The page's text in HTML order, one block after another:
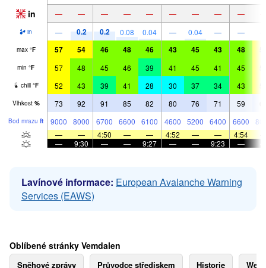
in — — — — — — — — —
in — 0.2 0.2 0.08 0.04 — 0.04 — —
max °F 57 54 46 48 46 43 45 43 48
min °F 57 48 45 46 39 41 45 41 45
chill °F 52 43 39 41 28 30 37 34 43
Vlhkost % 73 92 91 85 82 80 76 71 59
Bod mrazu ft 9000 8000 6700 6600 6100 4600 5200 6400 6600
—
— 4:50 — — 4:52 — — 4:54
—
9:30 — — 9:27 — — 9:23 —
Lavínové informace: European Avalanche Warning
Services (EAWS)
Oblíbené stránky Vemdalen
Sněhové zprávy Průvodce střediskem Historie